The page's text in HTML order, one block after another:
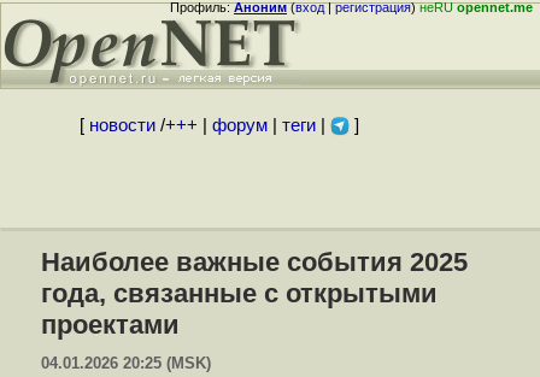
Профиль:Аноним(вход|регистрация)неRUopennet.me
[ новости/+++ форум| теги| ]
Наиболее важные события 2025
года, связанные с открытыми
проектами
04.01.2026 20:25 (MSK)